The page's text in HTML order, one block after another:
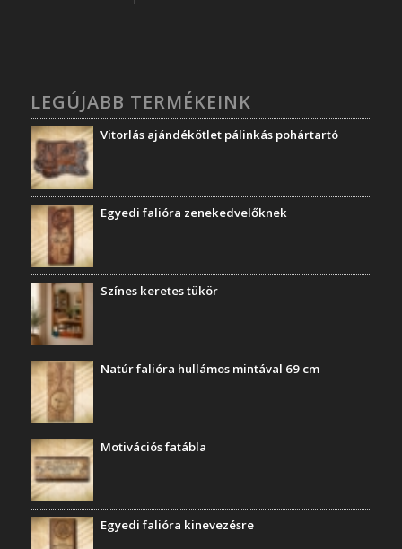
LEGÚJABB TERMÉKEINK
Vitorlás ajándékötlet pálinkás pohártartó
Egyedi falióra zenekedvelőknek
Színes keretes tükör
Natúr falióra hullámos mintával 69 cm
Motivációs fatábla
Egyedi falióra kinevezésre